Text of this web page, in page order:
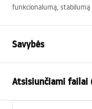
funkcionalumą,
Savybės
Modelis
Mažiausias montavimo
Atsisiunčiami failai